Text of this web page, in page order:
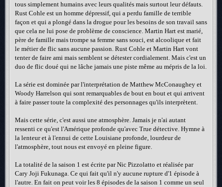
tous simplement humains avec leurs qualités mais surtout leur défauts.
Rust Cohle est un homme dépressif, qui a perdu famille de terrible
façon et qui a plongé dans la drogue pour les besoins de son travail sans
que cela ne lui pose de problème de conscience. Martin Hart est marié,
père de famille mais trompe sa femme sans souci, est alcoolique et fait
le métier de flic sans aucune passion. Rust Cohle et Martin Hart vont
tenter de faire ami mais semblent se détester cordialement. Mais c'est un
duo de flic doué qui ne lâche jamais une piste même au mépris de la loi.
La série est dominée par l'interprétation de Matthew McConaughey et
Woody Harrelson qui sont remarquables de bout en bout et qui arrivent
à faire passer toute la complexité des personnages qu'ils interprètent.
Mais cette série, c'est aussi une atmosphère. Jamais je n'ai autant
ressenti ce qu'est l'Amérique profonde qu'avec True détective. Hymne à
la lenteur et à l'ennui de cette Louisiane profonde, lourdeur de
l'atmosphère, tout nous est envoyé en pleine figure.
La totalité de la saison 1 est écrite par Nic Pizzolatto et réalisée par
Cary Joji Fukunaga. Ce qui fait qu'il n'y aucune rupture d'1 épisode à
l'autre. En fait on peut voir les 8 épisodes de la saison 1 comme un seul